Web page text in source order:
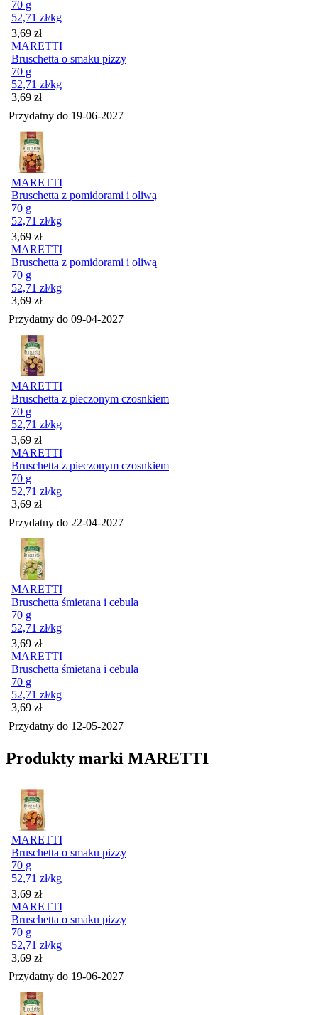
70 g
52,71 zł/kg
Cena
3,69 zł
MARETTI
Bruschetta o smaku pizzy
70 g
52,71 zł/kg
Cena
3,69 zł
Przydatny do 19-06-2027
MARETTI
Bruschetta z pomidorami i oliwą
70 g
52,71 zł/kg
Cena
3,69 zł
MARETTI
Bruschetta z pomidorami i oliwą
70 g
52,71 zł/kg
Cena
3,69 zł
Przydatny do 09-04-2027
MARETTI
Bruschetta z pieczonym czosnkiem
70 g
52,71 zł/kg
Cena
3,69 zł
MARETTI
Bruschetta z pieczonym czosnkiem
70 g
52,71 zł/kg
Cena
3,69 zł
Przydatny do 22-04-2027
MARETTI
Bruschetta śmietana i cebula
70 g
52,71 zł/kg
Cena
3,69 zł
MARETTI
Bruschetta śmietana i cebula
70 g
52,71 zł/kg
Cena
3,69 zł
Przydatny do 12-05-2027
Produkty marki MARETTI
MARETTI
Bruschetta o smaku pizzy
70 g
52,71 zł/kg
Cena
3,69 zł
MARETTI
Bruschetta o smaku pizzy
70 g
52,71 zł/kg
Cena
3,69 zł
Przydatny do 19-06-2027